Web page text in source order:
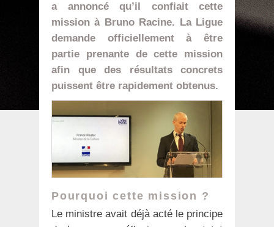
a annoncé qu’il confiait cette
mission à Bruno Racine. La Ligue
demande officiellement à être
partie prenante de cette mission
afin que des résultats concrets
puissent être rapidement obtenus.
Pourquoi cette mission ?
Le ministre avait déjà acté le principe